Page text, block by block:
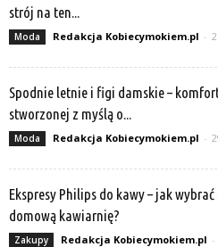
strój na ten...
Moda Redakcja Kobiecymokiem.pl -
Spodnie letnie i figi damskie –
stworzonej z myślą o...
Moda Redakcja Kobiecymokiem.pl -
Ekspresy Philips do kawy – jak
domową kawiarnię?
Zakupy Redakcja Kobiecymokiem.pl -